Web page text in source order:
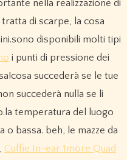
nella realizzazione di
di scarpe, la cosa
disponibili molti tipi
i punti di pressione dei
succederà se le tue
succederà nulla se li
temperatura del luogo
bassa. beh, le mazze da
Cuffie In-ear 1more Quad